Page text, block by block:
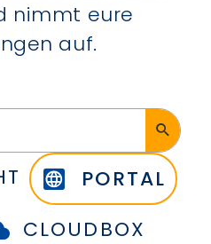
nimmt eure
auf.
PORTAL
CLOUDBOX